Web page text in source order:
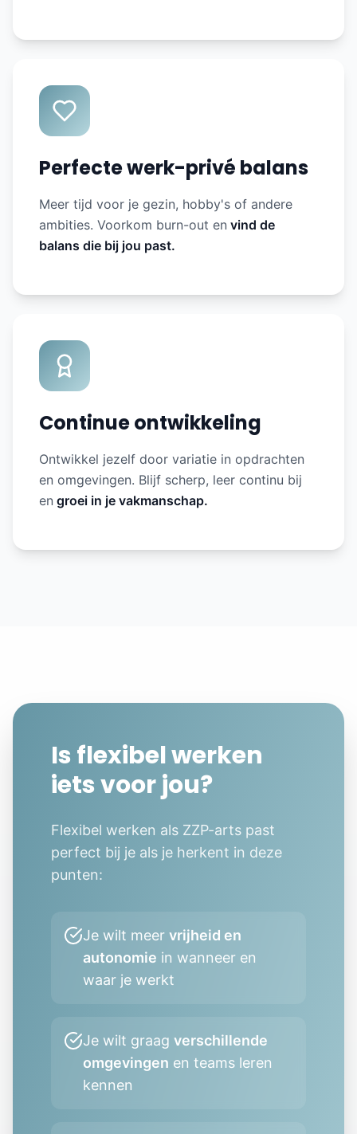
Perfecte werk-privé balans
Meer tijd voor je gezin, hobby's of andere
ambities. Voorkom burn-out en vind de
balans die bij jou past.
Continue ontwikkeling
Ontwikkel jezelf door variatie in opdrachten
en omgevingen. Blijf scherp, leer continu bij
en groei in je vakmanschap.
Is flexibel werken
iets voor jou?
Flexibel werken als ZZP-arts past
perfect bij je als je herkent in deze
punten:
Je wilt meer vrijheid en
autonomie in wanneer en
waar je werkt
Je wilt graag verschillende
omgevingen en teams leren
kennen